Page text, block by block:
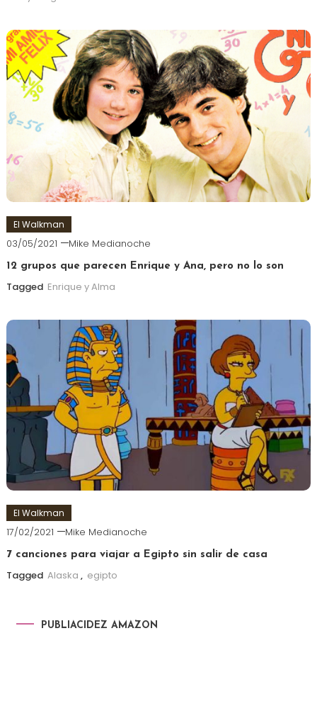
El Walkman
03/05/2021 Mike Medianoche
12 grupos que parecen Enrique y Ana, pero no lo son
Tagged Enrique y Alma
El Walkman
17/02/2021 Mike Medianoche
7 canciones para viajar a Egipto sin salir de casa
Tagged Alaska , egipto
PUBLIACIDEZ AMAZON